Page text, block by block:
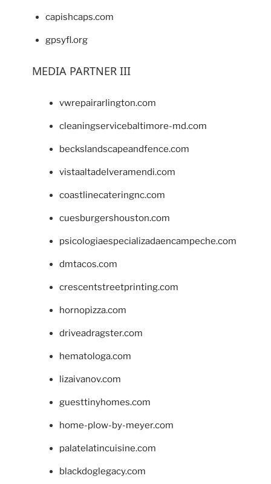
capishcaps.com
gpsyfl.org
MEDIA PARTNER III
vwrepairarlington.com
cleaningservicebaltimore-md.com
beckslandscapeandfence.com
vistaaltadelveramendi.com
coastlinecateringnc.com
cuesburgershouston.com
psicologiaespecializadaencampeche.com
dmtacos.com
crescentstreetprinting.com
hornopizza.com
driveadragster.com
hematologa.com
lizaivanov.com
guesttinyhomes.com
home-plow-by-meyer.com
palatelatincuisine.com
blackdoglegacy.com